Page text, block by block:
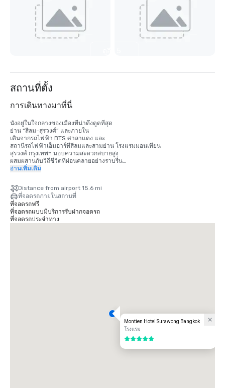
สถานที่ตั้ง
การเดินทางมาที่นี่
นั่งอยู่ในใจกลางของเมืองที่น่าดึงดูดที่สุด
ย่าน “สีลม-สุรวงศ์” และภายใน
เดินจากรถไฟฟ้า BTS ศาลาแดง และ
สถานีรถไฟฟ้าเอ็มอาร์ทีสีลมและสามย่าน โรงแรมมอนเทียน
สุรวงศ์ กรุงเทพฯ มอบความสะดวกสบายสูง
ผสมผสานกับวิถีชีวิตที่ผ่อนคลายอย่างราบรื่น
• สวนลุมพินี: 700 เมตร
• สกายวอล์คมหานคร: 1.0 กิโลเมตร
• ริมแม่น้ำเจ้าพระยา: 2.4 กิโลเมตร
• เยาวราช ไชน่าทาวน์: 3.0 กิโลเมตร
• พระบรมมหาราชวัง: 7.0 กิโลเมตร
• เกาะรัตนโกสินทร์: 7.3 กิโลเมตร
เวลาเดินทางโดยรถยนต์ประมาณ 45 นาที ทำให้การเดินทางมาถึงและออกเดิน
อ่านเพิ่มเติม
Distance from airport 15.6 mi
ที่จอดรถภายในสถานที่
ที่จอดรถฟรี
ที่จอดรถแบบมีบริการรับฝากจอดรถ
ที่จอดรถประจำทาง
Montien Hotel Surawong Bangkok
โรงแรม
5 จาก 5